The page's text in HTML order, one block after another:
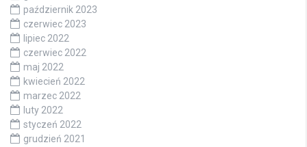
październik 2023
czerwiec 2023
lipiec 2022
czerwiec 2022
maj 2022
kwiecień 2022
marzec 2022
luty 2022
styczeń 2022
grudzień 2021